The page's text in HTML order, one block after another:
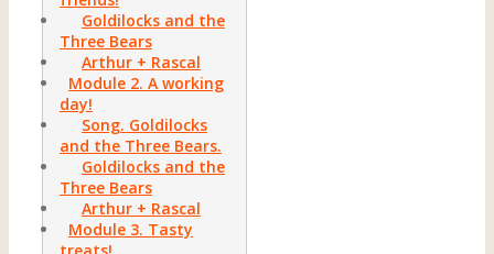
Goldilocks and the
Three Bears
Arthur + Rascal
Module 2. A working
day!
Song. Goldilocks
and the Three Bears.
Goldilocks and the
Three Bears
Arthur + Rascal
Module 3. Tasty